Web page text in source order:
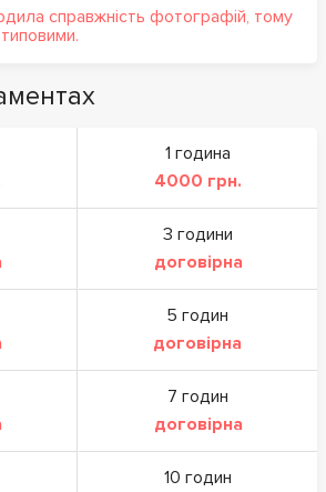
справжність фотографій, тому
1 година
4000 грн.
3 години
договірна
5 годин
договірна
7 годин
договірна
10 годин